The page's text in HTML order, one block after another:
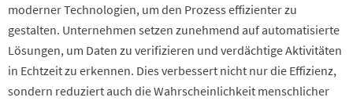
moderner Technologien, um den Prozess effizienter zu
gestalten. Unternehmen setzen zunehmend auf automatisierte
Lösungen, um Daten zu verifizieren und verdächtige Aktivitäten
in Echtzeit zu erkennen. Dies verbessert nicht nur die Effizienz,
sondern reduziert auch die Wahrscheinlichkeit menschlicher